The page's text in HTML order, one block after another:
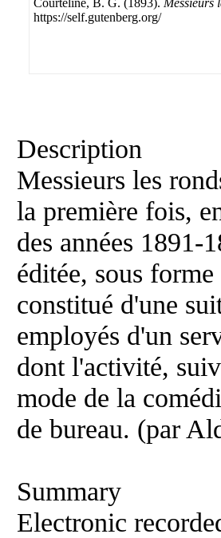
Courteline, B. G. (1893). Messieurs
https://self.gutenberg.org/
Description
Messieurs les
la première fois,
des années 1891-
éditée, sous
constitué d'une
employés d'un
dont l'activité,
mode de la
de bureau. (par
Summary
Electronic